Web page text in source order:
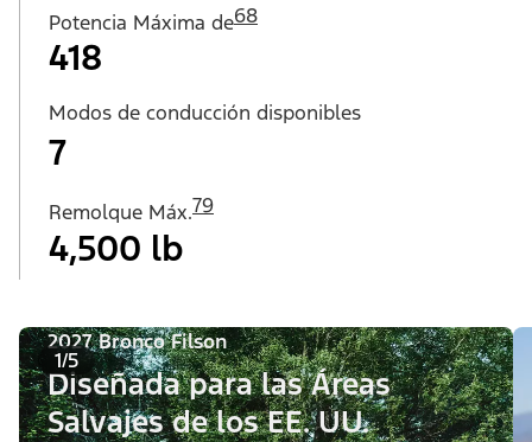
Potencia Máxima de68
418
Modos de conducción disponibles
7
Remolque Máx.79
4,500 lb
1/5
2027 Bronco Filson
Diseñada para las Áreas
Salvajes de los EE. UU.